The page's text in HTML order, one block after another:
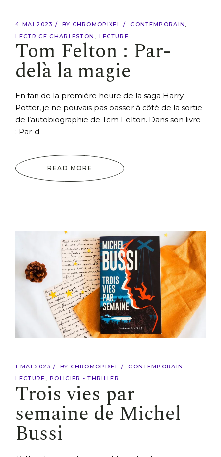
4 MAI 2023 BY CHROMOPIXEL
CONTEMPORAIN
LECTRICE CHARLESTON
LECTURE
Tom Felton : Par-
delà la magie
En fan de la première heure de la saga Harry
Potter, je ne pouvais pas passer à côté de la sortie
de l’autobiographie de Tom Felton. Dans son livre
: Par-d
READ MORE
1 MAI 2023 BY CHROMOPIXEL
CONTEMPORAIN
LECTURE
POLICIER - THRILLER
Trois vies par
semaine de Michel
Bussi